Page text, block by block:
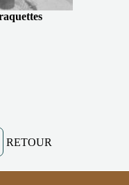
RETOUR